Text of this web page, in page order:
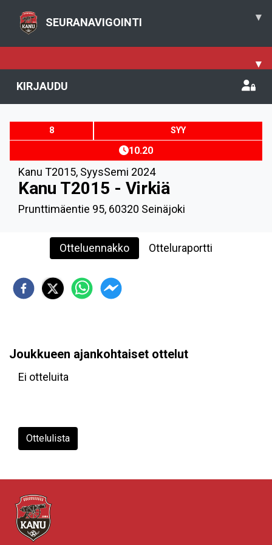
SEURANAVIGOINTI ▾
▾
KIRJAUDU
8 SYY
10.20
Kanu T2015, SyysSemi 2024
Kanu T2015 - Virkiä
Prunttimäentie 95, 60320 Seinäjoki
Otteluennakko Otteluraportti
Joukkueen ajankohtaiset ottelut
Ei otteluita
Ottelulista